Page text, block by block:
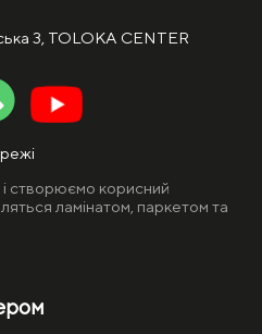
3, TOLOKA CENTER
створюємо корисний
ламінатом, паркетом та